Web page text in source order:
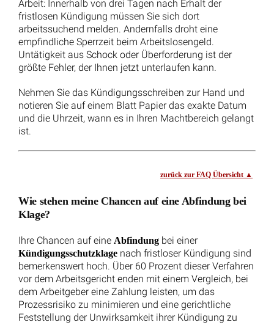
Rechtsanwälte Kotz GbR
Siegener Str. 104 – 106
D-57223 Kreuztal – Buschhütten
(Kreis Siegen – Wittgenstein)
Telefon: 02732 791079
(Tel. Auskünfte sind unverbindlich!)
Telefax: 02732 791078
info@ra-kotz.de
Fachanwalt für Arbeitsrecht
Fachanwalt für Verkehrsrecht
Fachanwalt für Versicherungsrecht
Notar mit Amtssitz in Kreuztal
Bürozeiten:
Montags bis Donnerstagsvon 8-18 Uhr
Freitagsvon 8-16 Uhr